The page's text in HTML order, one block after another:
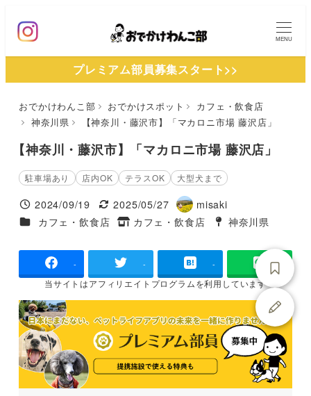
ン
MENU
プレミアム部員募集スタート>>
おでかけわんこ部 おでかけスポット
カフェ・飲食店
神奈川県
【神奈川・藤沢市】「マカロニ市場 藤沢店」
【神奈川・藤沢市】「マカロニ市場 藤沢店」
駐車場あり 店内OK テラスOK 大型犬まで
投稿日
2024/09/19
更新日
2025/05/27
著
者
misaki
施設ジャンル
カフェ・飲食店
タグ
カフェ・飲食店
タグ
神奈川県
- - -
当サイトはアフィリエイトプログラムを利用しています